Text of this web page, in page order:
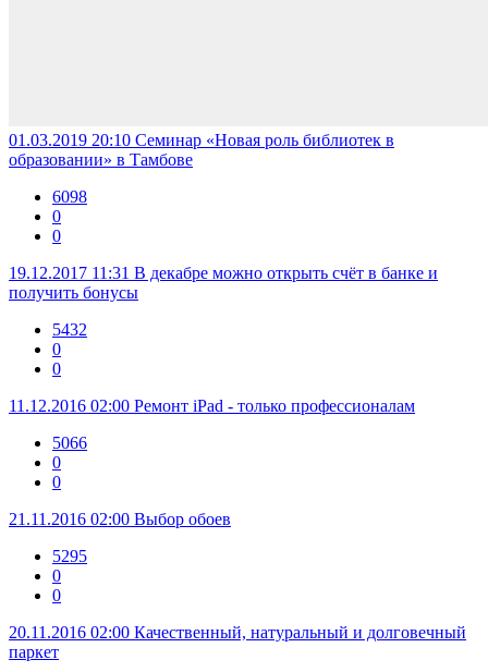
01.03.2019 20:10 Семинар «Новая роль библиотек в
образовании» в Тамбове
6098
0
0
19.12.2017 11:31 В декабре можно открыть счёт в банке и
получить бонусы
5432
0
0
11.12.2016 02:00 Ремонт iPad - только профессионалам
5066
0
0
21.11.2016 02:00 Выбор обоев
5295
0
0
20.11.2016 02:00 Качественный, натуральный и долговечный
паркет